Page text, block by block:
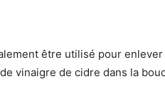
être utilisé pour
vinaigre de cidre dans la